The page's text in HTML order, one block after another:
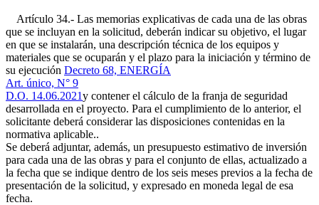
Artículo 34.- Las memorias explicativas de cada una de las obras
que se incluyan en la solicitud, deberán indicar su objetivo, el lugar
en que se instalarán, una descripción técnica de los equipos y
materiales que se ocuparán y el plazo para la iniciación y término de
su ejecución Decreto 68, ENERGÍA
Art. único, N° 9
D.O. 14.06.2021y contener el cálculo de la franja de seguridad
desarrollada en el proyecto. Para el cumplimiento de lo anterior, el
solicitante deberá considerar las disposiciones contenidas en la
normativa aplicable..
Se deberá adjuntar, además, un presupuesto estimativo de inversión
para cada una de las obras y para el conjunto de ellas, actualizado a
la fecha que se indique dentro de los seis meses previos a la fecha de
presentación de la solicitud, y expresado en moneda legal de esa
fecha.